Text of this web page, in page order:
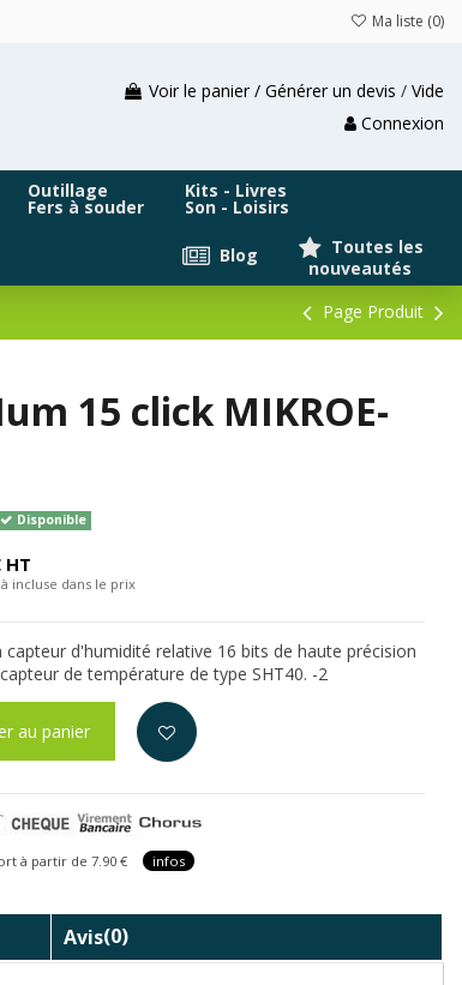
Ma liste (0)
Voir le panier / Générer un devis / Vide
Connexion
Outillage
Fers à souder
Kits - Livres
Son - Loisirs
Toutes les
nouveautés
Blog
Page Produit
15 click MIKROE-
Disponible
HT
incluse dans le prix
d'humidité relative 16 bits de haute précision
de température de type SHT40. -2
au panier
à partir de 7.90 € infos
Avis(0)